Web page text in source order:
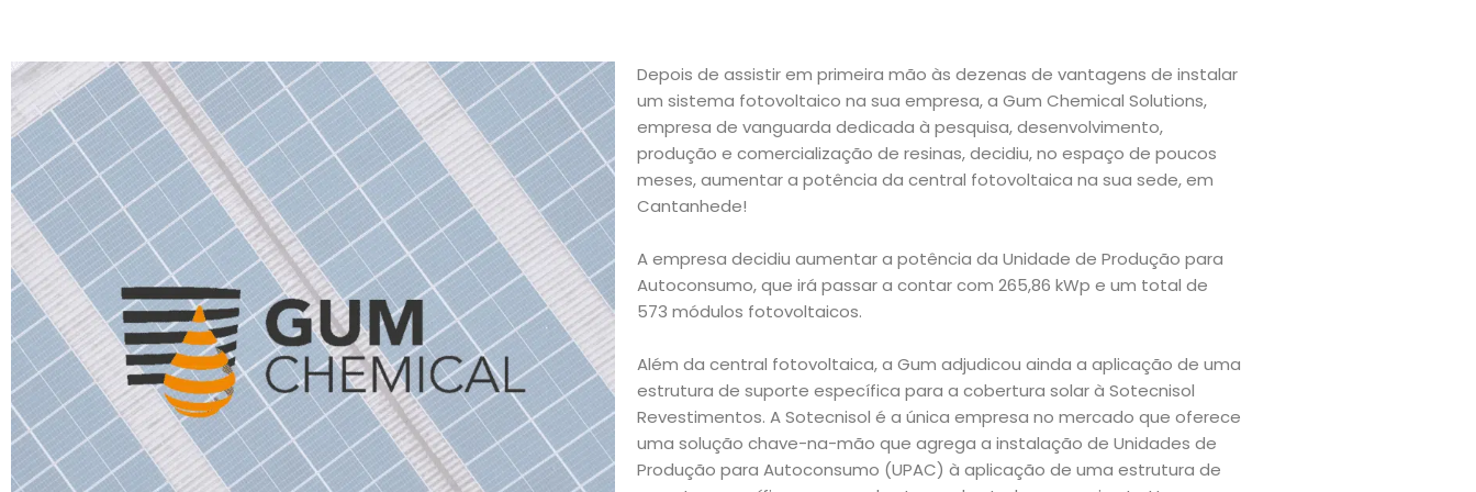
Depois de assistir em primeira mão às dezenas de vantagens de instalar
um sistema fotovoltaico na sua empresa, a Gum Chemical Solutions,
empresa de vanguarda dedicada à pesquisa, desenvolvimento,
produção e comercialização de resinas, decidiu, no espaço de poucos
meses, aumentar a potência da central fotovoltaica na sua sede, em
Cantanhede!
A empresa decidiu aumentar a potência da Unidade de Produção para
Autoconsumo, que irá passar a contar com 265,86 kWp e um total de
573 módulos fotovoltaicos.
Além da central fotovoltaica, a Gum adjudicou ainda a aplicação de uma
estrutura de suporte específica para a cobertura solar à Sotecnisol
Revestimentos. A Sotecnisol é a única empresa no mercado que oferece
uma solução chave-na-mão que agrega a instalação de Unidades de
Produção para Autoconsumo (UPAC) à aplicação de uma estrutura de